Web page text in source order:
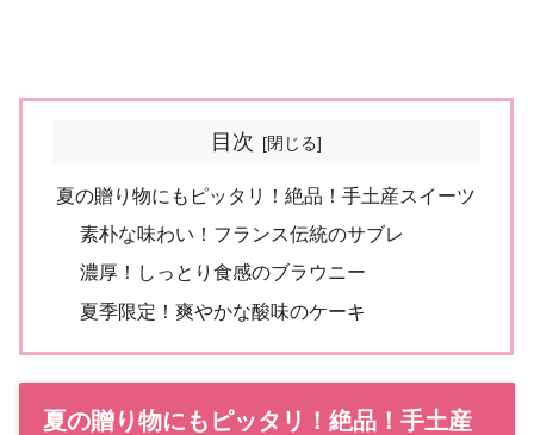
目次
夏の贈り物にもピッタリ！絶品！手土産スイーツ
素朴な味わい！フランス伝統のサブレ
濃厚！しっとり食感のブラウニー
夏季限定！爽やかな酸味のケーキ
夏の贈り物にもピッタリ！絶品！手土産